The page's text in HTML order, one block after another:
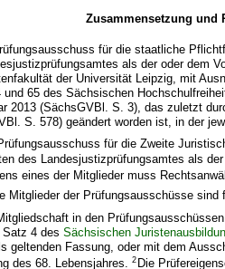
Zusammensetzung und
für die staatliche
als der oder dem
der Universität Leipzig, mit
und 65 des Sächsischen
2013 (SächsGVBl. S. 3), das zuletzt
S. 578) geändert worden ist, in der
für die Zweite
des Landesjustizprüfungsamtes als
eines der Mitglieder muss
Mitglieder der Prüfungsausschüsse
in den
Satz 4 desSächsischen
geltenden Fassung, oder mit dem
des 68. Lebensjahres.2 Die